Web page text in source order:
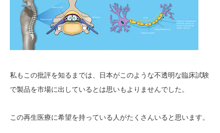
私もこの批評を知るまでは、日本がこのような不透明な臨床試験
で製品を市場に出しているとは思いもよりませんでした。
この再生医療に希望を持っている人がたくさんいると思います。